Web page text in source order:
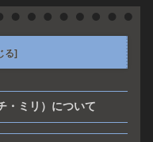
・ミリ）について